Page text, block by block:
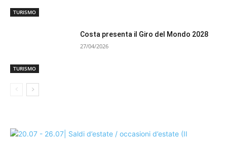
TURISMO
TURISMO
Costa presenta il Giro del Mondo 2028
27/04/2026